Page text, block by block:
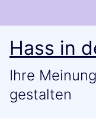
Hass in
Ihre
gestalten